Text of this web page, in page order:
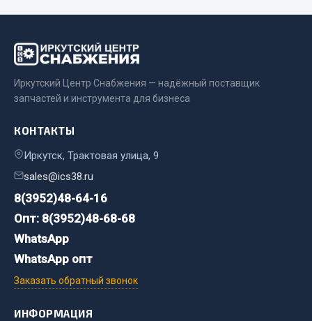
Автомобильный инструмент
Измерительный инструмент
Крепежный инструмент
Слесарный инструмент
Столярный инструмент
Весь раздел
Цепи подъёмные
Иркутский Центр Снабжения — надёжный поставщик
запчастей и инструмента для бизнеса
КОНТАКТЫ
Иркутск, Трактовая улица, 9
sales@ics38.ru
8(3952)48-64-16
Опт: 8(3952)48-68-68
WhatsApp
WhatsApp опт
Заказать обратный звонок
ИНФОРМАЦИЯ